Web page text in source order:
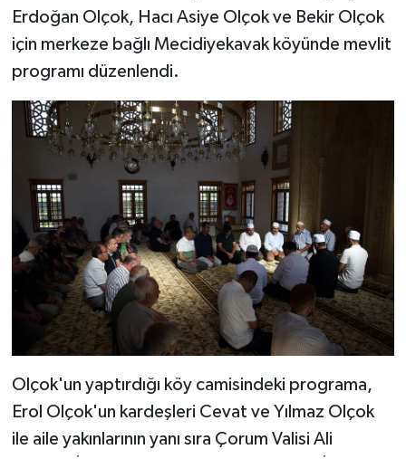
Erdoğan Olçok, Hacı Asiye Olçok ve Bekir Olçok
için merkeze bağlı Mecidiyekavak köyünde mevlit
programı düzenlendi.
Olçok'un yaptırdığı köy camisindeki programa,
Erol Olçok'un kardeşleri Cevat ve Yılmaz Olçok
ile aile yakınlarının yanı sıra Çorum Valisi Ali
Bingöl Müftülüğü
Bolu Müftülüğü
Burdur Müftülüğü
Bursa Müftülüğü
Çanakkale Müftülüğü
Çankırı Müftülüğü
Denizli Müftülüğü
Aile
Makaleler
Ekonomi
Duyurular
Podcast
Bilim, Teknoloji
Diyanet TV